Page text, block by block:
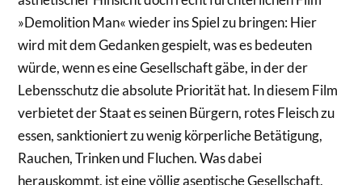
»Demolition Man« wieder ins Spiel zu bringen: Hier
wird mit dem Gedanken gespielt, was es bedeuten
würde, wenn es eine Gesellschaft gäbe, in der der
Lebensschutz die absolute Priorität hat. In diesem Film
verbietet der Staat es seinen Bürgern, rotes Fleisch zu
essen, sanktioniert zu wenig körperliche Betätigung,
Rauchen, Trinken und Fluchen. Was dabei
herauskommt, ist eine völlig aseptische Gesellschaft,